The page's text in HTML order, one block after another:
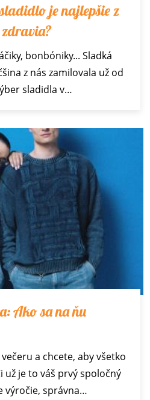
je najlepšie z
bonbóniky... Sladká
z nás zamilovala už od
sladidla v…
Ako sa na ňu
a chcete, aby všetko
už je to váš prvý spoločný
výročie, správna…